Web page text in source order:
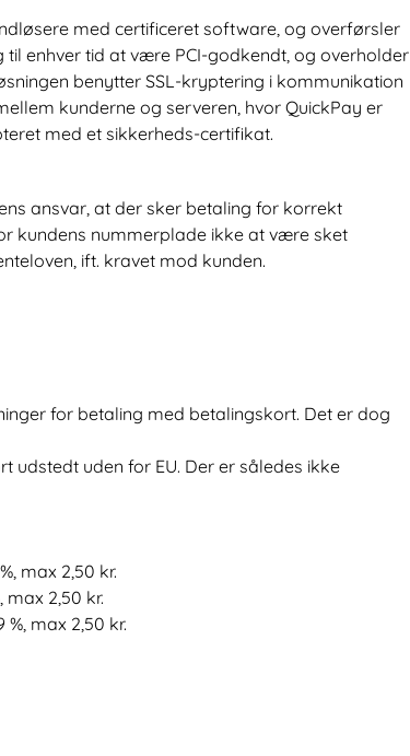
med certificeret software, og overførsler
enhver tid at være PCI-godkendt, og overholder
benytter SSL-kryptering i kommunikation
kunderne og serveren, hvor QuickPay er
med et sikkerheds-certifikat.
ansvar, at der sker betaling for korrekt
kundens nummerplade ikke at være sket
ift. kravet mod kunden.
for betaling med betalingskort. Det er dog
uden for EU. Der er således ikke
max 2,50 kr.
max 2,50 kr.
max 2,50 kr.